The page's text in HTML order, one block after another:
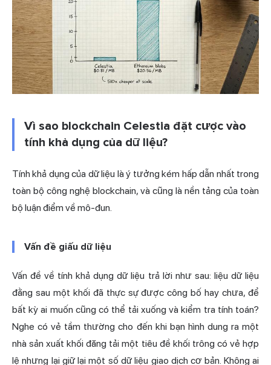
Vì sao blockchain Celestia đặt cược vào
tính khả dụng của dữ liệu?
Tính khả dụng của dữ liệu là ý tưởng kém hấp dẫn nhất trong
toàn bộ công nghệ blockchain, và cũng là nền tảng của toàn
bộ luận điểm về mô-đun.
Vấn đề giấu dữ liệu
Vấn đề về tính khả dụng dữ liệu trả lời như sau: liệu dữ liệu
đằng sau một khối đã thực sự được công bố hay chưa, để
bất kỳ ai muốn cũng có thể tải xuống và kiểm tra tính toán?
Nghe có vẻ tầm thường cho đến khi bạn hình dung ra một
nhà sản xuất khối đăng tải một tiêu đề khối trông có vẻ hợp
lệ nhưng lại giữ lại một số dữ liệu giao dịch cơ bản. Không ai